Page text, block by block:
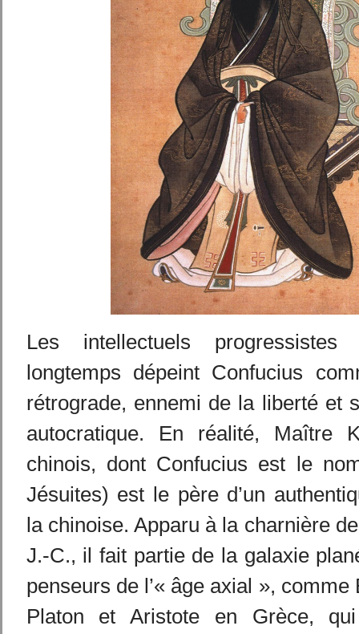
Les intellectuels
longtemps dépeint Confucius
rétrograde, ennemi de la liberté et
autocratique. En réalité, Maître
chinois, dont Confucius est le
Jésuites) est le père d’un
la chinoise. Apparu à la charnière
J.-C., il fait partie de la galaxie
penseurs de l’« âge axial », comme
Platon et Aristote en Grèce,